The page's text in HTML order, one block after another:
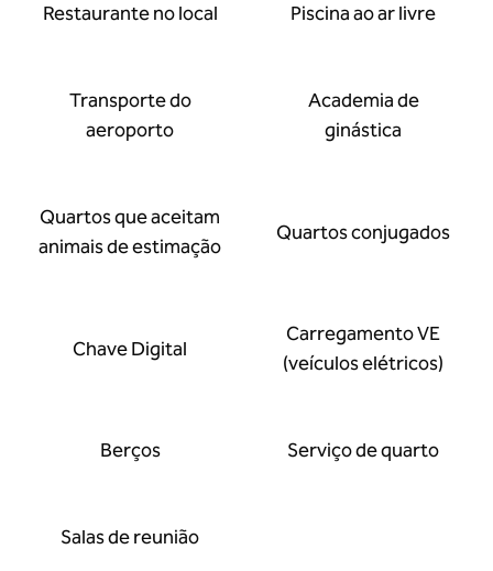
Restaurante no local Piscina ao ar livre
Transporte do
aeroporto
Academia de
ginástica
Quartos que aceitam
animais de estimação
Quartos conjugados
Chave Digital
Carregamento VE
(veículos elétricos)
Berços Serviço de quarto
Salas de reunião